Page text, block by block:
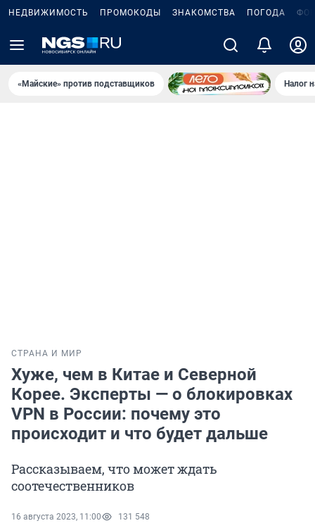
НЕДВИЖИМОСТЬ ПРОМОКОДЫ ЗНАКОМСТВА ПОГОДА
«Майские» против подставщиков Налог
СТРАНА И МИР
Хуже, чем в Китае и Северной
Корее. Эксперты — о блокировках
VPN в России: почему это
происходит и что будет дальше
Рассказываем, что может ждать
соотечественников
16 августа 2023, 11:00 131 548